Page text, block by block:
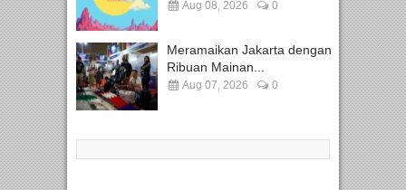
Aug 08, 2026 0
Meramaikan Jakarta dengan
Ribuan Mainan...
Aug 07, 2026 0